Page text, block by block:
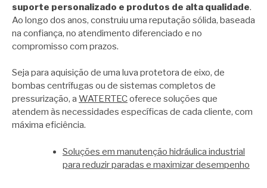
suporte personalizado e produtos de alta qualidade.
Ao longo dos anos, construiu uma reputação sólida, baseada
na confiança, no atendimento diferenciado e no
compromisso com prazos.
Seja para aquisição de uma luva protetora de eixo, de
bombas centrífugas ou de sistemas completos de
pressurização, a WATERTECoferece soluções que
atendem às necessidades específicas de cada cliente, com
máxima eficiência.
Soluções em manutenção hidráulica industrial
para reduzir paradas e maximizar desempenho